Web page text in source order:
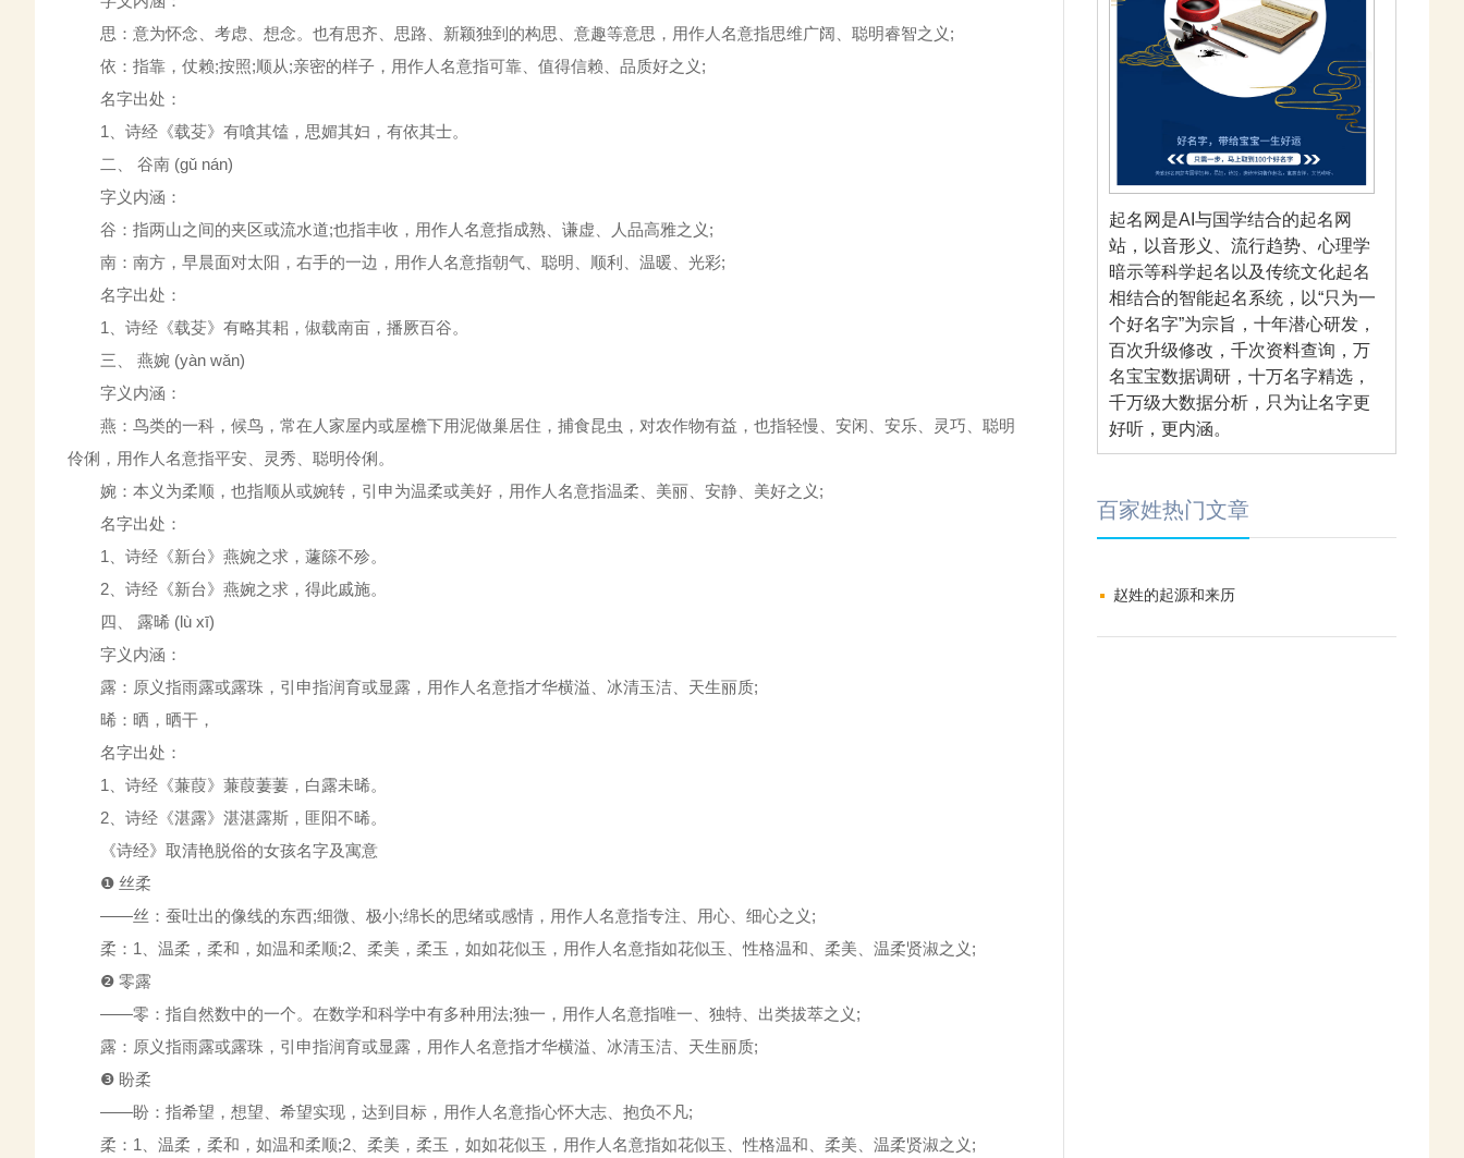
思：意为怀念、考虑、想念。也有思齐、思路、新颖独到的构思、意趣等意思，用作人名意指思维广阔、聪明睿智之义;
依：指靠，仗赖;按照;顺从;亲密的样子，用作人名意指可靠、值得信赖、品质好之义;
名字出处：
1、诗经《载芟》有嗿其馌，思媚其妇，有依其士。
二、 谷南 (gǔ nán)
字义内涵：
谷：指两山之间的夹区或流水道;也指丰收，用作人名意指成熟、谦虚、人品高雅之义;
南：南方，早晨面对太阳，右手的一边，用作人名意指朝气、聪明、顺利、温暖、光彩;
名字出处：
1、诗经《载芟》有略其耜，俶载南亩，播厥百谷。
三、 燕婉 (yàn wǎn)
字义内涵：
燕：鸟类的一科，候鸟，常在人家屋内或屋檐下用泥做巢居住，捕食昆虫，对农作物有益，也指轻慢、安闲、安乐、灵巧、聪明
伶俐，用作人名意指平安、灵秀、聪明伶俐。
婉：本义为柔顺，也指顺从或婉转，引申为温柔或美好，用作人名意指温柔、美丽、安静、美好之义;
名字出处：
1、诗经《新台》燕婉之求，蘧篨不殄。
2、诗经《新台》燕婉之求，得此戚施。
四、 露晞 (lù xī)
字义内涵：
露：原义指雨露或露珠，引申指润育或显露，用作人名意指才华横溢、冰清玉洁、天生丽质;
晞：晒，晒干，
名字出处：
1、诗经《蒹葭》蒹葭萋萋，白露未晞。
2、诗经《湛露》湛湛露斯，匪阳不晞。
《诗经》取清艳脱俗的女孩名字及寓意
❶ 丝柔
——丝：蚕吐出的像线的东西;细微、极小;绵长的思绪或感情，用作人名意指专注、用心、细心之义;
柔：1、温柔，柔和，如温和柔顺;2、柔美，柔玉，如如花似玉，用作人名意指如花似玉、性格温和、柔美、温柔贤淑之义;
❷ 零露
——零：指自然数中的一个。在数学和科学中有多种用法;独一，用作人名意指唯一、独特、出类拔萃之义;
露：原义指雨露或露珠，引申指润育或显露，用作人名意指才华横溢、冰清玉洁、天生丽质;
❸ 盼柔
——盼：指希望，想望、希望实现，达到目标，用作人名意指心怀大志、抱负不凡;
柔：1、温柔，柔和，如温和柔顺;2、柔美，柔玉，如如花似玉，用作人名意指如花似玉、性格温和、柔美、温柔贤淑之义;
起名网是AI与国学结合的起名网
站，以音形义、流行趋势、心理学
暗示等科学起名以及传统文化起名
相结合的智能起名系统，以“只为一
个好名字”为宗旨，十年潜心研发，
百次升级修改，千次资料查询，万
名宝宝数据调研，十万名字精选，
千万级大数据分析，只为让名字更
好听，更内涵。
百家姓热门文章
赵姓的起源和来历